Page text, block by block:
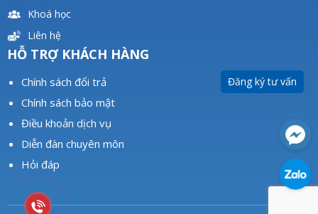
Đăng ký tư vấn
Khoá học
Liên hệ
HỖ TRỢ KHÁCH HÀNG
Chính sách đổi trả
Chính sách bảo mật
Điều khoản dịch vụ
Diễn đàn chuyên môn
Hỏi đáp